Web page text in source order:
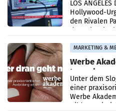
LOS
Hollywood-
den Rivalen
der Schwebe
MARKETING &
Werbe
Unter dem
einer
Werbe